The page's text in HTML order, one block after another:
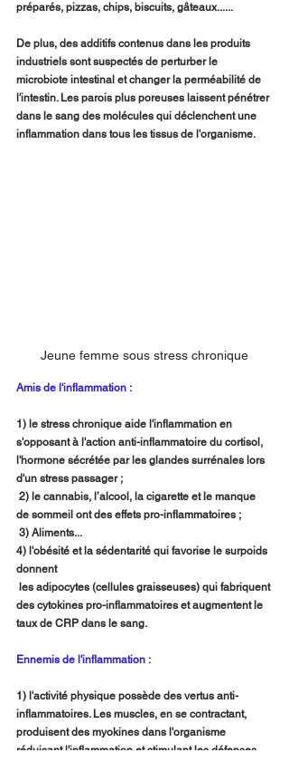
préparés, pizzas, chips, biscuits, gâteaux......
De plus, des additifs contenus dans les produits
industriels sont suspectés de perturber le
microbiote intestinal et changer la perméabilité de
l'intestin. Les parois plus poreuses laissent pénétrer
dans le sang des molécules qui déclenchent une
inflammation dans tous les tissus de l'organisme.
Jeune femme sous stress chronique
Amis de l'inflammation :
1) le stress chronique aide l'inflammation en
s'opposant à l'action anti-inflammatoire du cortisol,
l'hormone sécrétée par les glandes surrénales lors
d'un stress passager ;
de sommeil ont des effets pro-inflammatoires ;
3) Aliments...
4) l'obésité et la sédentarité qui favorise le surpoids
donnent
des cytokines pro-inflammatoires et augmentent le
taux de CRP dans le sang.
Ennemis de l'inflammation :
1) l'activité physique possède des vertus anti-
inflammatoires. Les muscles, en se contractant,
produisent des myokines dans l'organisme
réduisant l'inflammation et stimulant les défenses